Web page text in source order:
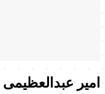
امیر عبدالعظیمی